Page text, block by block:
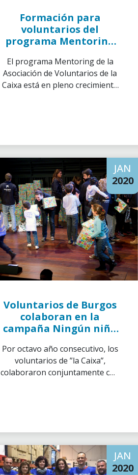
Formación para
voluntarios del
programa Mentoring
El programa Mentoring de la
Asociación de Voluntarios de la
Caixa está en pleno crecimiento
JAN
2020
Voluntarios de Burgos
colaboran en la
campaña Ningún niño
Por octavo año consecutivo, los
voluntarios de ”la Caixa”,
colaboraron conjuntamente con
JAN
2020